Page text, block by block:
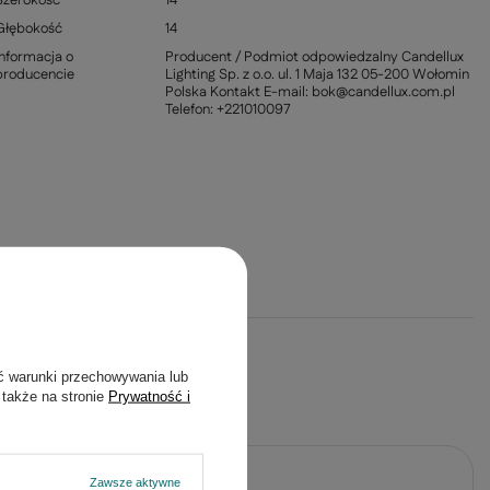
14
o
Producent / Podmiot odpowiedzalny Candellux
Lighting Sp. z o.o. ul. 1 Maja 132 05-200 Wołomin
Polska Kontakt E-mail: bok@candellux.com.pl
Telefon: +221010097
warunki przechowywania lub
na stronie Prywatność i
Zawsze aktywne